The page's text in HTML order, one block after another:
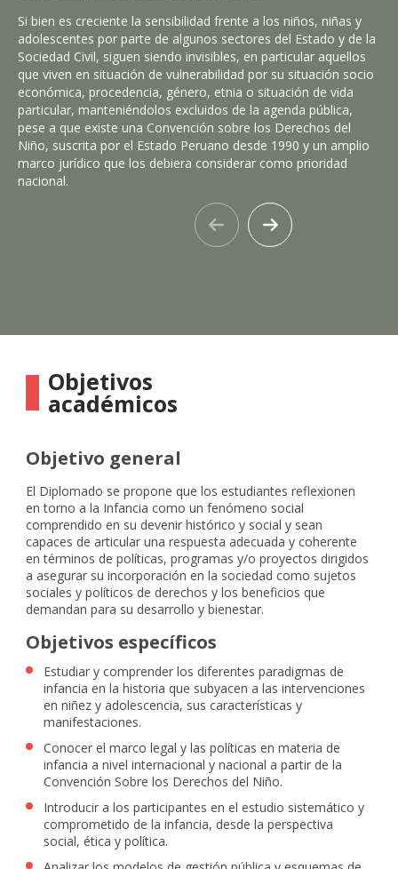
Si bien es creciente la sensibilidad frente a los niños, niñas y
adolescentes por parte de algunos sectores del Estado y de la
Sociedad Civil, siguen siendo invisibles, en particular aquellos
que viven en situación de vulnerabilidad por su situación socio
económica, procedencia, género, etnia o situación de vida
particular, manteniéndolos excluidos de la agenda pública,
pese a que existe una Convención sobre los Derechos del
Niño, suscrita por el Estado Peruano desde 1990 y un amplio
marco jurídico que los debiera considerar como prioridad
nacional.
Objetivos
académicos
Objetivo general
El Diplomado se propone que los estudiantes reflexionen
en torno a la Infancia como un fenómeno social
comprendido en su devenir histórico y social y sean
capaces de articular una respuesta adecuada y coherente
en términos de políticas, programas y/o proyectos dirigidos
a asegurar su incorporación en la sociedad como sujetos
sociales y políticos de derechos y los beneficios que
demandan para su desarrollo y bienestar.
Objetivos específicos
Estudiar y comprender los diferentes paradigmas de
infancia en la historia que subyacen a las intervenciones
en niñez y adolescencia, sus características y
manifestaciones.
Conocer el marco legal y las políticas en materia de
infancia a nivel internacional y nacional a partir de la
Convención Sobre los Derechos del Niño.
Introducir a los participantes en el estudio sistemático y
comprometido de la infancia, desde la perspectiva
social, ética y política.